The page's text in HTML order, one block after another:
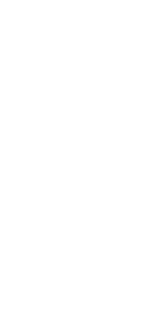
リカ地域（中国、
バングラディシュ）
ークの構築と世界各
に務めてきまし
トワークの確立を目
ーにおいて、中南
は、中南米地域
ジュラスなど）の修
らの留学生獲得や
す。